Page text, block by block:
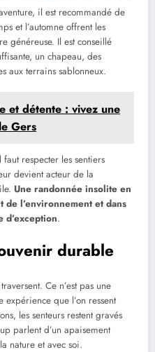
il est recommandé de
et l’automne offrent les
généreuse. Il est conseillé
un chapeau, des
aux terrains sablonneux.
et détente : vivez une
Gers
respecter les sentiers
devient acteur de la
Une randonnée insolite en
de l’environnement et dans
.
durable
Ce n’est pas une
expérience que l’on ressent
les senteurs restent gravés
parlent d’un apaisement
nature et avec soi.